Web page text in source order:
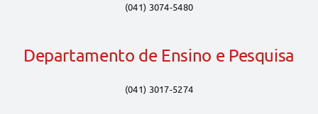
(041) 3074-5480
Departamento de Ensino e Pesquisa
(041) 3017-5274